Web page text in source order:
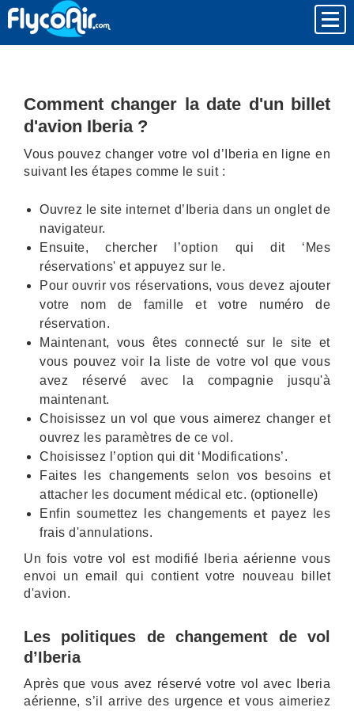
Comment changer la date d'un billet
d'avion Iberia ?
Vous pouvez changer votre vol d’Iberia en ligne en
suivant les étapes comme le suit :
Ouvrez le site internet d’Iberia dans un onglet de
navigateur.
Ensuite, chercher l’option qui dit ‘Mes
réservations' et appuyez sur le.
Pour ouvrir vos réservations, vous devez ajouter
votre nom de famille et votre numéro de
réservation.
Maintenant, vous êtes connecté sur le site et
vous pouvez voir la liste de votre vol que vous
avez réservé avec la compagnie jusqu'à
maintenant.
Choisissez un vol que vous aimerez changer et
ouvrez les paramètres de ce vol.
Choisissez l’option qui dit ‘Modifications’.
Faites les changements selon vos besoins et
attacher les document médical etc. (optionelle)
Enfin soumettez les changements et payez les
frais d'annulations.
Un fois votre vol est modifié Iberia aérienne vous
envoi un email qui contient votre nouveau billet
d'avion.
Les politiques de changement de vol
d’Iberia
Après que vous avez réservé votre vol avec Iberia
aérienne, s’il arrive des urgence et vous aimeriez